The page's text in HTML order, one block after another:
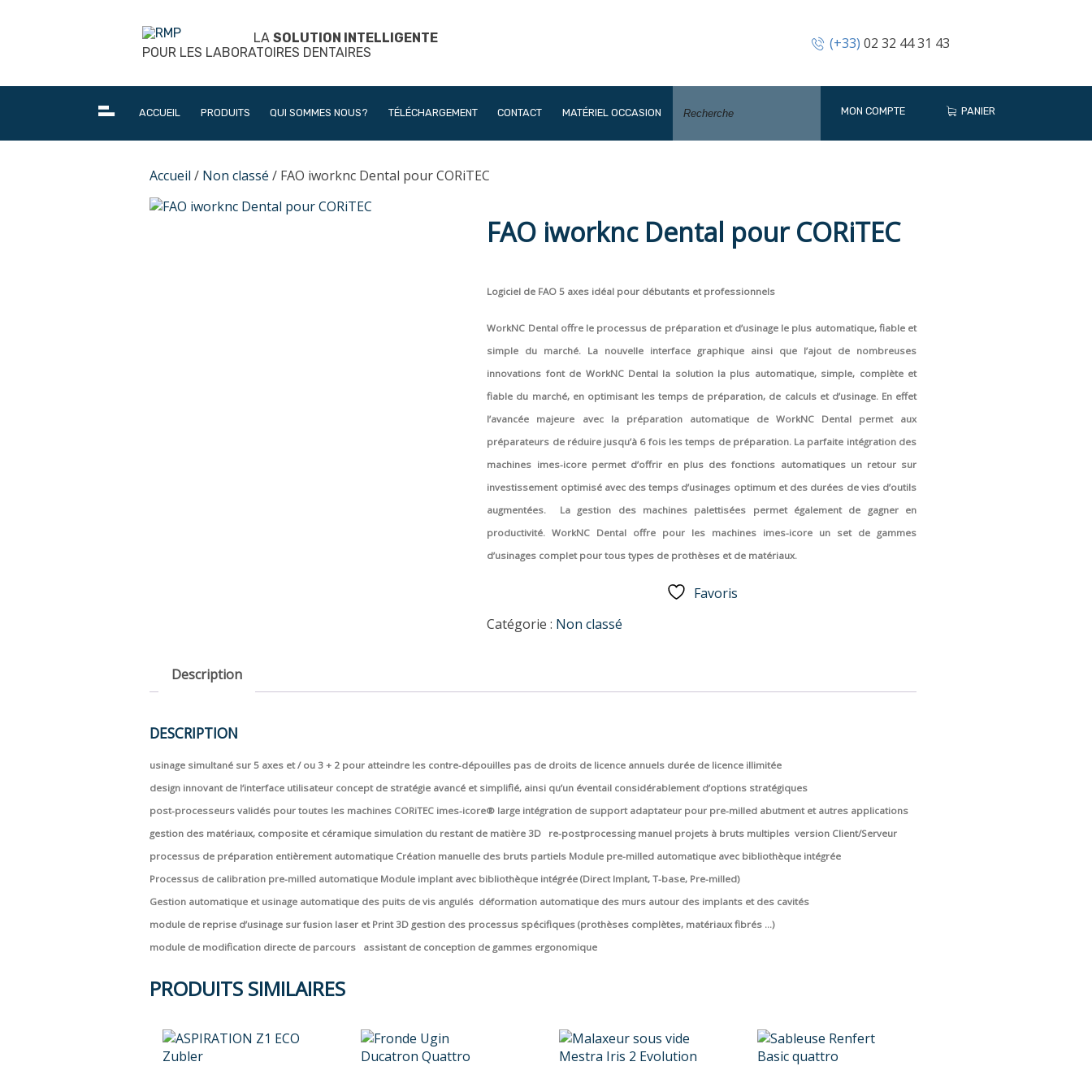
LASOLUTION INTELLIGENTE
POUR LES LABORATOIRES DENTAIRES
(+33) 02 32 44 31 43
ACCUEIL PRODUITS QUI SOMMES NOUS? TÉLÉCHARGEMENT CONTACT MATÉRIEL OCCASION MON COMPTE PANIER
Accueil / Non classé / FAO iworknc Dental pour CORiTEC
FAO iworknc Dental pour CORiTEC
Logiciel de FAO 5 axes idéal pour débutants et professionnels
WorkNC Dental offre le processus de préparation et d’usinage le plus automatique, fiable et
simple du marché. La nouvelle interface graphique ainsi que l’ajout de nombreuses
innovations font de WorkNC Dental la solution la plus automatique, simple, complète et
fiable du marché, en optimisant les temps de préparation, de calculs et d’usinage. En effet
l’avancée majeure avec la préparation automatique de WorkNC Dental permet aux
préparateurs de réduire jusqu’à 6 fois les temps de préparation. La parfaite intégration des
machines imes-icore permet d’offrir en plus des fonctions automatiques un retour sur
investissement optimisé avec des temps d’usinages optimum et des durées de vies d’outils
augmentées.
La gestion des machines palettisées permet également de gagner en
productivité. WorkNC Dental offre pour les machines imes-icore un set de gammes
d’usinages complet pour tous types de prothèses et de matériaux.
Favoris
Catégorie : Non classé
Description
DESCRIPTION
usinage simultané sur 5 axes et / ou 3 + 2 pour atteindre les contre-dépouilles pas de droits de licence annuels durée de licence illimitée
design innovant de l‘interface utilisateur concept de stratégie avancé et simplifié, ainsi qu’un éventail considérablement d’options stratégiques
post-processeurs validés pour toutes les machines CORiTEC imes-icore® large intégration de support adaptateur pour pre-milled abutment et autres applications
gestion des matériaux, composite et céramique simulation du restant de matière 3D re-postprocessing manuel projets à bruts multiples version Client/Serveur
processus de préparation entièrement automatique Création manuelle des bruts partiels Module pre-milled automatique avec bibliothèque intégrée
Processus de calibration pre-milled automatique Module implant avec bibliothèque intégrée (Direct Implant, T-base, Pre-milled)
Gestion automatique et usinage automatique des puits de vis angulés déformation automatique des murs autour des implants et des cavités
module de reprise d’usinage sur fusion laser et Print 3D gestion des processus spécifiques (prothèses complètes, matériaux fibrés …)
module de modification directe de parcours
assistant de conception de gammes ergonomique
PRODUITS SIMILAIRES